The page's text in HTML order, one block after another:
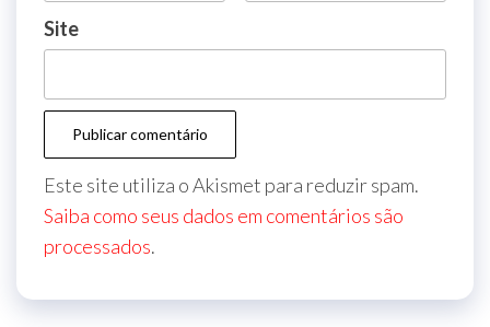
Site
Este site utiliza o Akismet para reduzir spam.
Saiba como seus dados em comentários são
processados.